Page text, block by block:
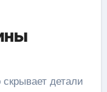
детали